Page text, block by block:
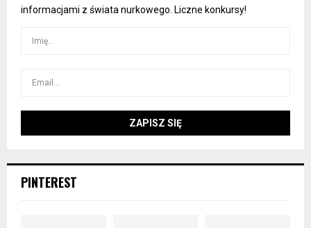
informacjami z świata nurkowego. Liczne konkursy!
PINTEREST